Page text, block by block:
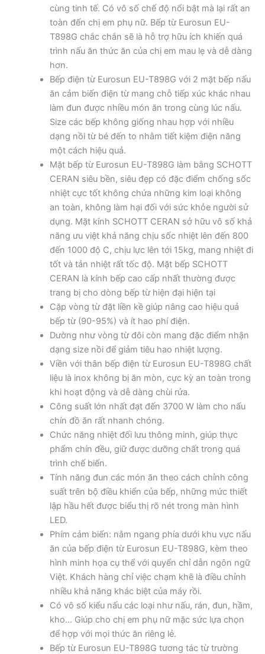
cùng tinh tế. Có vô số chế độ nổi bật mà lại rất an
toàn đến chị em phụ nữ. Bếp từ Eurosun EU-
T898G chắc chắn sẽ là hỗ trợ hữu ích khiến quá
trình nấu ăn thức ăn của chị em mau lẹ và dễ dàng
hơn.
Bếp điện từ Eurosun EU-T898G với 2 mặt bếp nấu
ăn cảm biến điện từ mang chỗ tiếp xúc khác nhau
làm đun được nhiều món ăn trong cùng lúc nấu.
Size các bếp không giống nhau hợp với nhiều
dạng nồi từ bé đến to nhằm tiết kiệm điện năng
một cách hiệu quả.
Mặt bếp từ Eurosun EU-T898G làm bằng SCHOTT
CERAN siêu bền, siêu đẹp có đặc điểm chống sốc
nhiệt cực tốt không chứa những kim loại không
an toàn, không làm hại đối với sức khỏe người sử
dụng. Mặt kính SCHOTT CERAN sở hữu vô số khả
năng ưu việt khả năng chịu sốc nhiệt lên đến 800
đến 1000 độ C, chịu lực lên tới 15kg, mang nhiệt đi
tốt và tản nhiệt rất tốc độ. Mặt bếp SCHOTT
CERAN là kính bếp cao cấp nhất thường được
trang bị cho dòng bếp từ hiện đại hiện tại
Cặp vòng từ đặt liền kề giúp nâng cao hiệu quả
bếp từ (90-95%) và ít hao phí điện.
Dường như vòng từ đôi còn mang đặc điểm nhận
dạng size nồi để giảm tiêu hao nhiệt lượng.
Viền với thân bếp điện từ Eurosun EU-T898G chất
liệu là inox không bị ăn mòn, cực kỳ an toàn trong
khi hoạt động và dễ dàng chùi rửa.
Công suất lớn nhất đạt đến 3700 W làm cho nấu
chín đồ ăn rất nhanh chóng.
Chức năng nhiệt đối lưu thông minh, giúp thực
phẩm chín đều, giữ được dưỡng chất trong quá
trình chế biến.
Tính năng đun các món ăn theo cách chỉnh công
suất trên bộ điều khiển của bếp, những mức thiết
lập hầu hết được biểu thị rõ nét trong màn hình
LED.
Phím cảm biến: nằm ngang phía dưới khu vực nấu
ăn của bếp điện từ Eurosun EU-T898G, kèm theo
hình minh họa cụ thể với quyển chỉ dẫn ngôn ngữ
Việt. Khách hàng chỉ việc chạm khẽ là điều chỉnh
nhiều khả năng khác biệt của máy rồi.
Có vô số kiểu nấu các loại như nấu, rán, đun, hầm,
kho… Giúp cho chị em phụ nữ mặc sức lựa chọn
để hợp với mọi thức ăn riêng lẻ.
Bếp từ Eurosun EU-T898G tương tác từ trường